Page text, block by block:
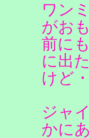
ワン
がお
前に
に出
けど
ジャ
かに